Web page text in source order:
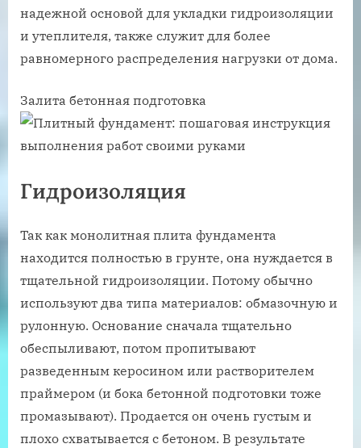
надежной основой для укладки гидроизоляции
и утеплителя, также служит для более
равномерного распределения нагрузки от дома.
Залита бетонная подготовка
Гидроизоляция
Так как монолитная плита фундамента
находится полностью в грунте, она нуждается в
тщательной гидроизоляции. Потому обычно
используют два типа материалов: обмазочную и
рулонную. Основание сначала тщательно
обеспыливают, потом пропитывают
разведенным керосином или растворителем
праймером (и бока бетонной подготовки тоже
промазывают). Продается он очень густым и
плохо схватывается с бетоном. В результате